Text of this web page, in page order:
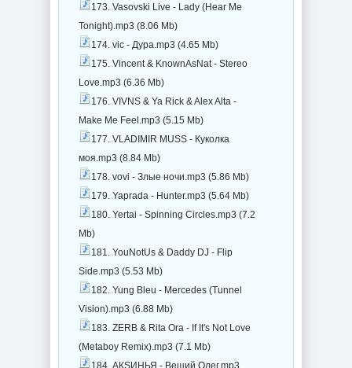
173. Vasovski Live - Lady (Hear Me
Tonight).mp3 (8.06 Mb)
174. vic - Дура.mp3 (4.65 Mb)
175. Vincent & KnownAsNat - Stereo
Love.mp3 (6.36 Mb)
176. VIVNS & Ya Rick & Alex Alta -
Make Me Feel.mp3 (5.15 Mb)
177. VLADIMIR MUSS - Куколка
моя.mp3 (8.84 Mb)
178. vovi - Злые ночи.mp3 (5.86 Mb)
179. Yaprada - Hunter.mp3 (5.64 Mb)
180. Yertai - Spinning Circles.mp3 (7.2
Mb)
181. YouNotUs & Daddy DJ - Flip
Side.mp3 (5.53 Mb)
182. Yung Bleu - Mercedes (Tunnel
Vision).mp3 (6.88 Mb)
183. ZERB & Rita Ora - If It's Not Love
(Metaboy Remix).mp3 (7.1 Mb)
184. АКSИНЬЯ - Вещий Олег.mp3